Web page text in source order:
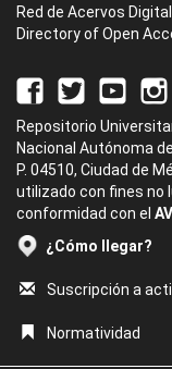
Red de Acervos
Directory of Open
Repositorio
Nacional Autónoma
P. 04510, Ciudad de
utilizado con fines no
conformidad con el
¿Cómo llegar?
Suscripción a
Normatividad